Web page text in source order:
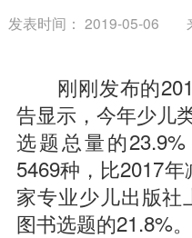
发表时间： 2019-05-06
刚刚发布的
告显示，今年少儿
选题总量的
5469种，比2017
家专业少儿出版
图书选题的21.8%。